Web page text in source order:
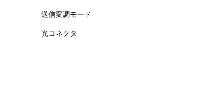
送信変調モード
光コネクタ